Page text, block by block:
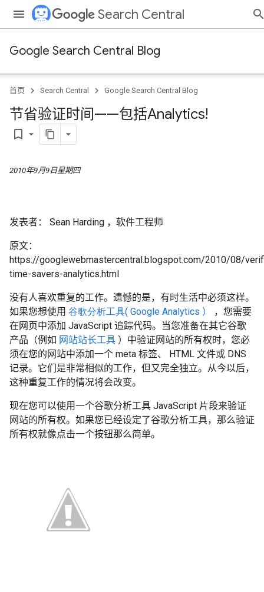
Search Central
Google Search Central Blog
首页 Search Central Google Search Central Blog
节省验证时间——包括Analytics!
bookmark_border
2010年9月9日星期四
发表者： Sean Harding ，软件工程师
原文：
https://googlewebmastercentral.blogspot.com/2010/08/
time-savers-analytics.html
没有人喜欢重复的工作。遗憾的是，有时生活中必须这样。
如果您想使用 谷歌分析工具( Google Analytics ）
，您需要
在网页中添加 JavaScript 追踪代码。当您准备在其它谷歌
产品（例如 网站站长工具 ）中验证网站的所有权时，您必
须在您的网站中添加一个 meta 标签、 HTML 文件或 DNS
记录。它们是非常相似的工作，但又完全独立。从今以后，
这种重复工作的情况将会改变。
现在您可以使用一个谷歌分析工具 JavaScript 片段来验证
网站的所有权。如果您已经设定了谷歌分析工具，那么验证
所有权就像点击一个按钮那么简单。